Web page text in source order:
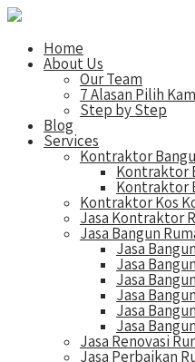
Home
About Us
Our Team
7 Alasan Pilih
Step by Step
Blog
Services
Kontraktor
Kontraktor
Kontraktor
Kontraktor Kos
Jasa Kontraktor
Jasa Bangun
Jasa
Jasa
Jasa
Jasa
Jasa
Jasa
Jasa Renovasi
Jasa Perbaikan